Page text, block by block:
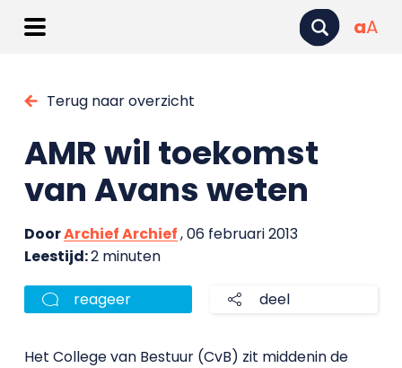
aA
Terug naar overzicht
AMR wil toekomst
van Avans weten
DoorArchief Archief, 06 februari 2013
Leestijd:2 minuten
reageer deel
Het College van Bestuur (CvB) zit middenin de